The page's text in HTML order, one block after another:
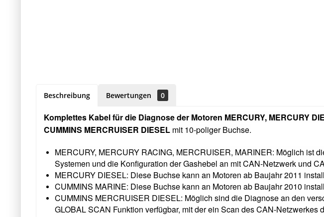
Beschreibung Bewertungen 0
Komplettes Kabel für die Diagnose der Motoren MERCURY, MERCURY
CUMMINS MERCRUISER DIESEL mit 10-poliger Buchse.
MERCURY, MERCURY RACING, MERCRUISER, MARINER: Möglich ist
Systemen und die Konfiguration der Gashebel an mit CAN-Netzwerk und
MERCURY DIESEL: Diese Buchse kann an Motoren ab Baujahr 2011
CUMMINS MARINE: Diese Buchse kann an Motoren ab Baujahr 2010
CUMMINS MERCRUISER DIESEL: Möglich sind die Diagnose an den
GLOBAL SCAN Funktion verfügbar, mit der ein Scan des CAN-